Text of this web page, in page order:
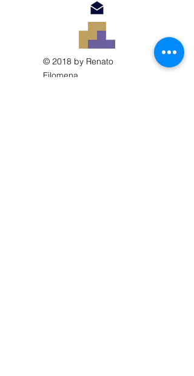
© 2018 by Renato
Filomena